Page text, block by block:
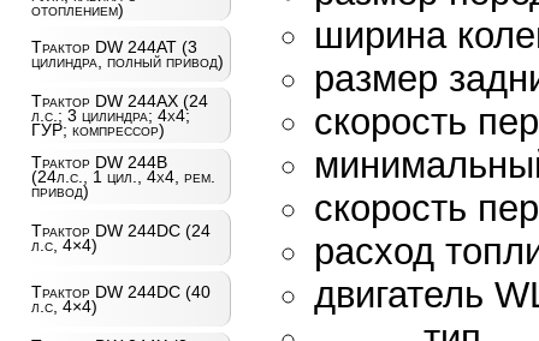
отоплением)
Трактор DW 244AT (3
цилиндра, полный привод)
Трактор DW 244AХ (24
л.с.; 3 цилиндра; 4х4;
ГУР; компрессор)
Трактор DW 244B
(24л.с., 1 цил., 4х4, рем.
привод)
Трактор DW 244DC (24
л.с, 4×4)
Трактор DW 244DC (40
л.с, 4×4)
ширина
размер
скорость
скорость
расход
двигатель